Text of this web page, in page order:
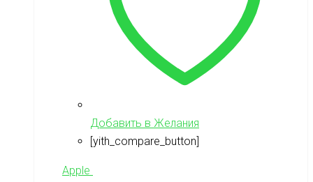
Добавить в Желания
[yith_compare_button]
Apple